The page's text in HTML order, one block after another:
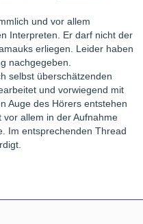
und vor allem
Interpreten. Er darf nicht der
erliegen. Leider haben
nachgegeben.
selbst überschätzenden
und vorwiegend mit
Auge des Hörers entstehen
allem in der Aufnahme
Im entsprechenden Thread